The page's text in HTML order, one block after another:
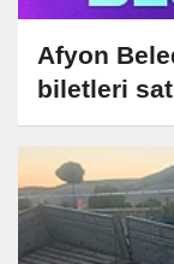
Afyon
biletleri